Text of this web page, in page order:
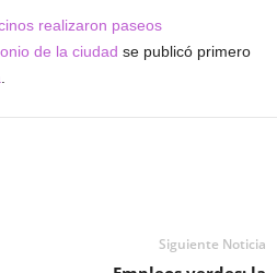
realizaron paseos
de la ciudad se publicó primero
Siguiente Noticia